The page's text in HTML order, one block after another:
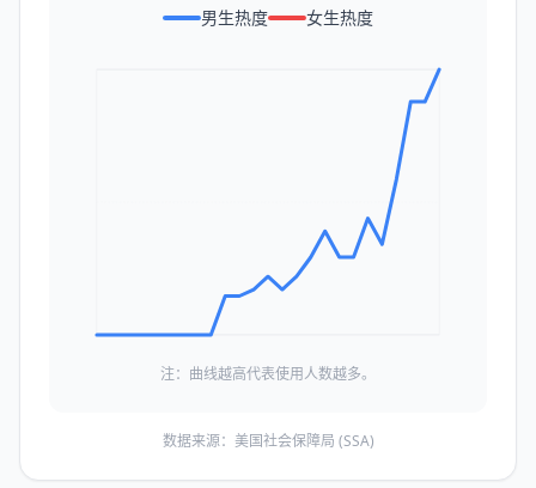
男生热度 女生热度
注：曲线越高代表使用人数越多。
数据来源：美国社会保障局 (SSA)